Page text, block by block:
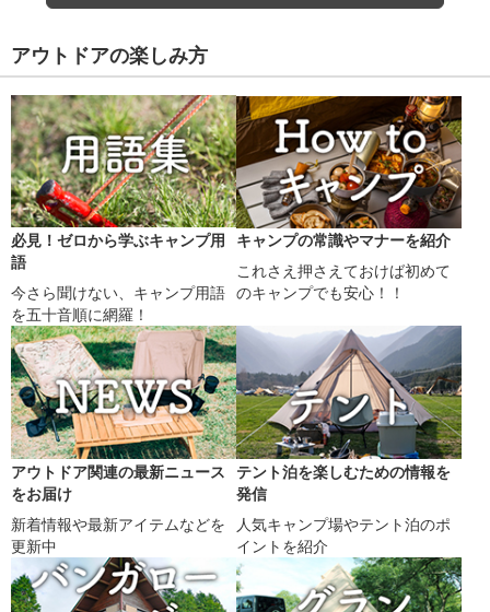
アウトドアの楽しみ方
必見！ゼロから学ぶキャンプ用
語
今さら聞けない、キャンプ用語
を五十音順に網羅！
キャンプの常識やマナーを紹介
これさえ押さえておけば初めて
のキャンプでも安心！！
アウトドア関連の最新ニュース
をお届け
新着情報や最新アイテムなどを
更新中
テント泊を楽しむための情報を
発信
人気キャンプ場やテント泊のポ
イントを紹介